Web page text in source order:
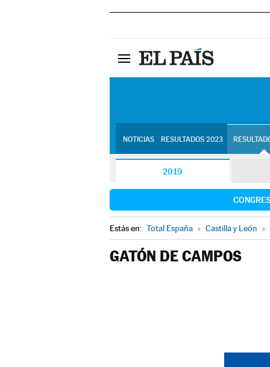
NOTICIAS RESULTADOS 2023
2019
Estás en: Total España » Castilla y León »
GATÓN DE CAMPOS